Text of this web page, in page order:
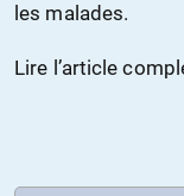
les malades.
Lire l’article